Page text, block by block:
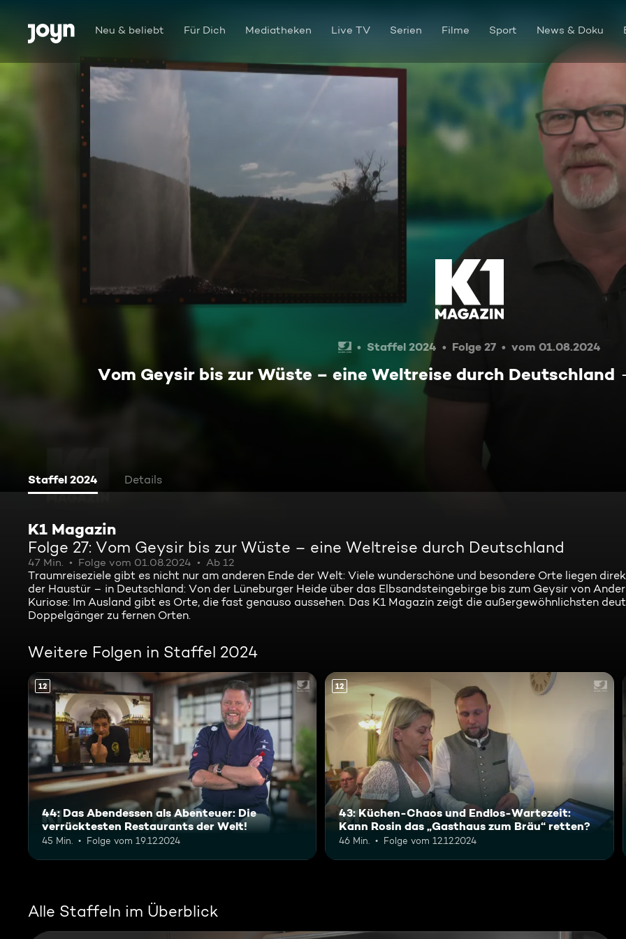
Zum Inhalt springen
Barrierefrei Neu & beliebt Für Dich Mediatheken Live TV Serien Filme Sport News & Doku
Vom Geysir bis zur Wüste
Staffel 2024 Folge 27 vom 01.08.2024
Vom Geysir bis zur Wüste – eine Weltreise durch Deutschland
Staffel 2024 Details
K1 Magazin
Folge 27: Vom Geysir bis zur Wüste – eine Weltreise durch Deutschland
47 Min. Folge vom 01.08.2024 Ab 12
Traumreiseziele gibt es nicht nur am anderen Ende der Welt: Viele wunderschöne und besondere Orte liegen
der Haustür – in Deutschland: Von der Lüneburger Heide über das Elbsandsteingebirge bis zum Geysir von
Kuriose: Im Ausland gibt es Orte, die fast genauso aussehen. Das K1 Magazin zeigt die außergewöhnlichsten
Doppelgänger zu fernen Orten.
Weitere Folgen in Staffel 2024
12
44: Das Abendessen als Abenteuer: Die
verrücktesten Restaurants der Welt!
45 Min. Folge vom 19.12.2024
12
43: Küchen-Chaos und Endlos-Wartezeit:
Kann Rosin das „Gasthaus zum Bräu“ retten?
46 Min. Folge vom 12.12.2024
Alle Staffeln im Überblick